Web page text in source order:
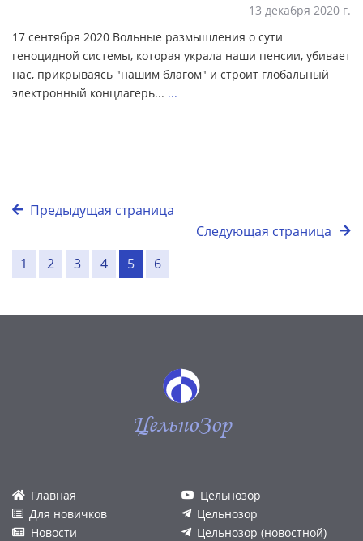
13 декабря 2020 г.
17 сентября 2020 Вольные размышления о сути
геноцидной системы, которая украла наши пенсии, убивает
нас, прикрываясь "нашим благом" и строит глобальный
электронный концлагерь... ...
Предыдущая страница
Следующая страница
1
2 3 4 5 6
ЦельноЗор
Главная
Для новичков
Новости
Цельнозор
Цельнозор
Цельнозор (новостной)